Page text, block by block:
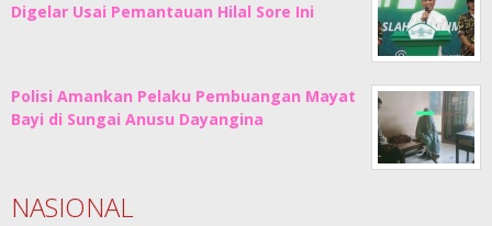
Digelar Usai Pemantauan Hilal Sore Ini
Polisi Amankan Pelaku Pembuangan Mayat
Bayi di Sungai Anusu Dayangina
NASIONAL